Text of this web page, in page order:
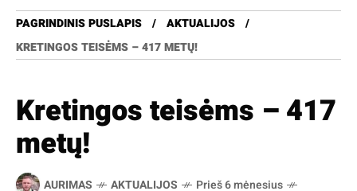
PAGRINDINIS PUSLAPIS
AKTUALIJOS
KRETINGOS TEISĖMS – 417 METŲ!
Kretingos teisėms – 417
metų!
AURIMAS AKTUALIJOS
Prieš 6 mėnesius